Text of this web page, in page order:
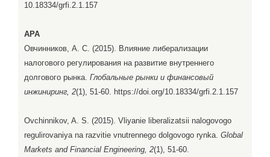
10.18334/grfi.2.1.157
APA
Овчинников, А. С. (2015). Влияние либерализации
налогового регулирования на развитие внутреннего
долгового рынка. Глобальные рынки и финансовый
инжиниринг, 2(1), 51-60. https://doi.org/10.18334/grfi.2.1.157
Ovchinnikov, A. S. (2015). Vliyanie liberalizatsii nalogovogo
regulirovaniya na razvitie vnutrennego dolgovogo rynka. Global
Markets and Financial Engineering, 2(1), 51-60.